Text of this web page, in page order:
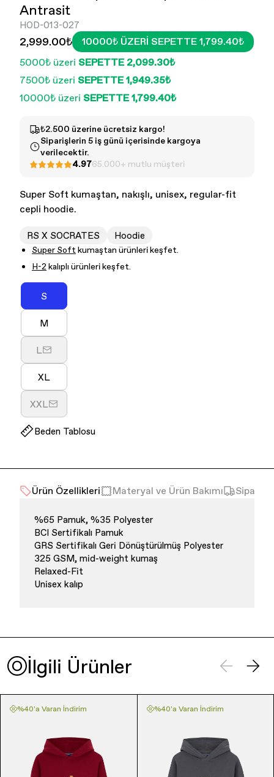
Antrasit
HOD-013-027
2,999.00₺
10000₺ ÜZERI SEPETTE 1,799.40₺
5000₺ üzeri SEPETTE 2,099.30₺
7500₺ üzeri SEPETTE 1,949.35₺
10000₺ üzeri SEPETTE 1,799.40₺
₺2.500 üzerine ücretsiz kargo!
Siparişlerin 5 iş günü içerisinde kargoya
verilecektir.
4.9765.000+ mutlu müşteri
Super Soft kumaştan, nakışlı, unisex, regular-fit
cepli hoodie.
Hoodie
RS X SOCRATES
Super Softkumaştan ürünleri keşfet.
H-2 kalıplı ürünleri keşfet.
SVaryasyon
tükendi
veya
kullanılamıyor
MVaryasyon
tükendi
veya
kullanılamıyor
LVaryasyon
tükendi
veya
kullanılamıyor
XLVaryasyon
tükendi
veya
kullanılamıyor
XXLVaryasyon
veya
Beden Tablosu
Ürün Özellikleri Materyal ve Ürün Bakımı Sipariş
%65 Pamuk, %35 Polyester
BCI Sertifikalı Pamuk
GRS Sertifikalı Geri Dönüştürülmüş Polyester
325 GSM, mid-weight kumaş
Relaxed-Fit
Unisex kalıp
İlgili Ürünler
%40'a Varan İndirim %40'a Varan İndirim